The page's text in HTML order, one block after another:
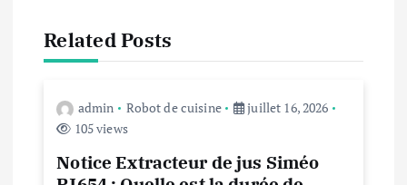
o
Related Posts
admin Robot de cuisine
juillet 16, 2026
105 views
Notice Extracteur de jus Siméo